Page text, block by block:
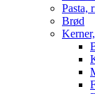
Pasta,
Brød